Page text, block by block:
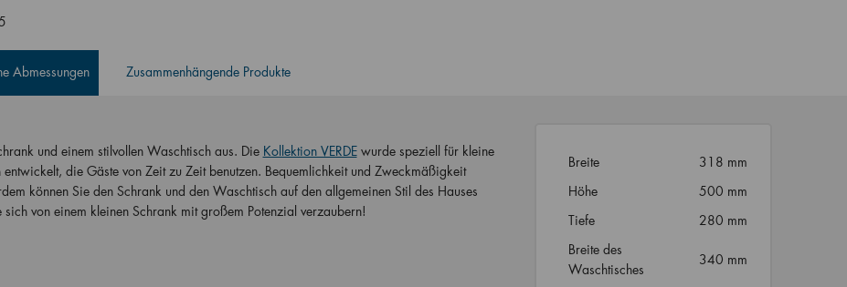
Abmessungen Zusammenhängende Produkte
und einem stilvollen Waschtisch aus. Die Kollektion VERDEwurde speziell für kleine
die Gäste von Zeit zu Zeit benutzen. Bequemlichkeit und Zweckmäßigkeit
können Sie den Schrank und den Waschtisch auf den allgemeinen Stil des Hauses
von einem kleinen Schrank mit großem Potenzial verzaubern!
Breite
318 mm
Höhe
500 mm
Tiefe
280 mm
Breite des
Waschtisches
340 mm